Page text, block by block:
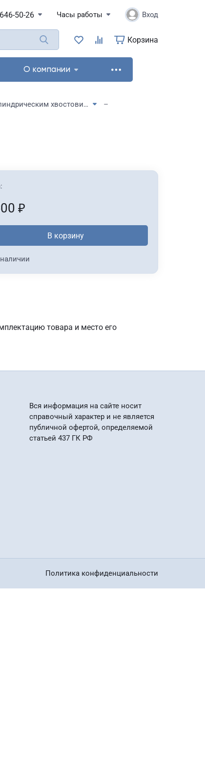
50-26 Часы работы Вход
Корзина
О компании
Развертки ручные с цилиндрическим хвостовиком
₽
В корзину
товара и место его
Вся информация на сайте носит
справочный характер и не является
публичной офертой, определяемой
статьей 437 ГК РФ
Политика конфиденциальности